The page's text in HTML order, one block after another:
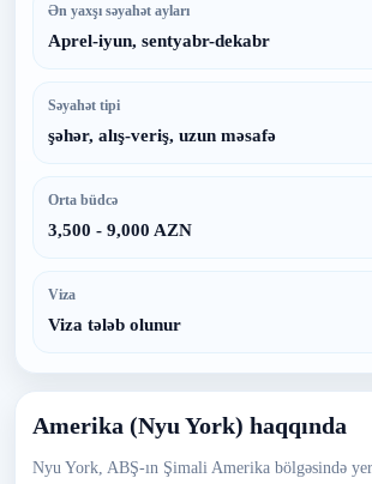
Ən yaxşı səyahət ayları
Aprel-iyun, sentyabr-dekabr
Səyahət tipi
şəhər, alış-veriş, uzun məsafə
Orta büdcə
3,500 - 9,000 AZN
Viza
Viza tələb olunur
Amerika (Nyu York) haqqında
Nyu York, ABŞ-ın Şimali Amerika bölgəsində